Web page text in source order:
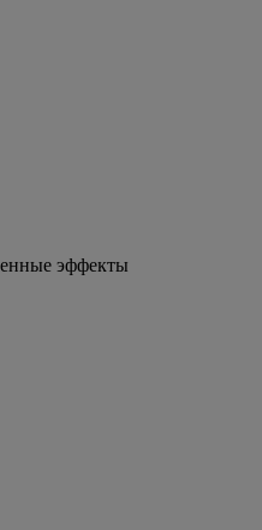
эффекты